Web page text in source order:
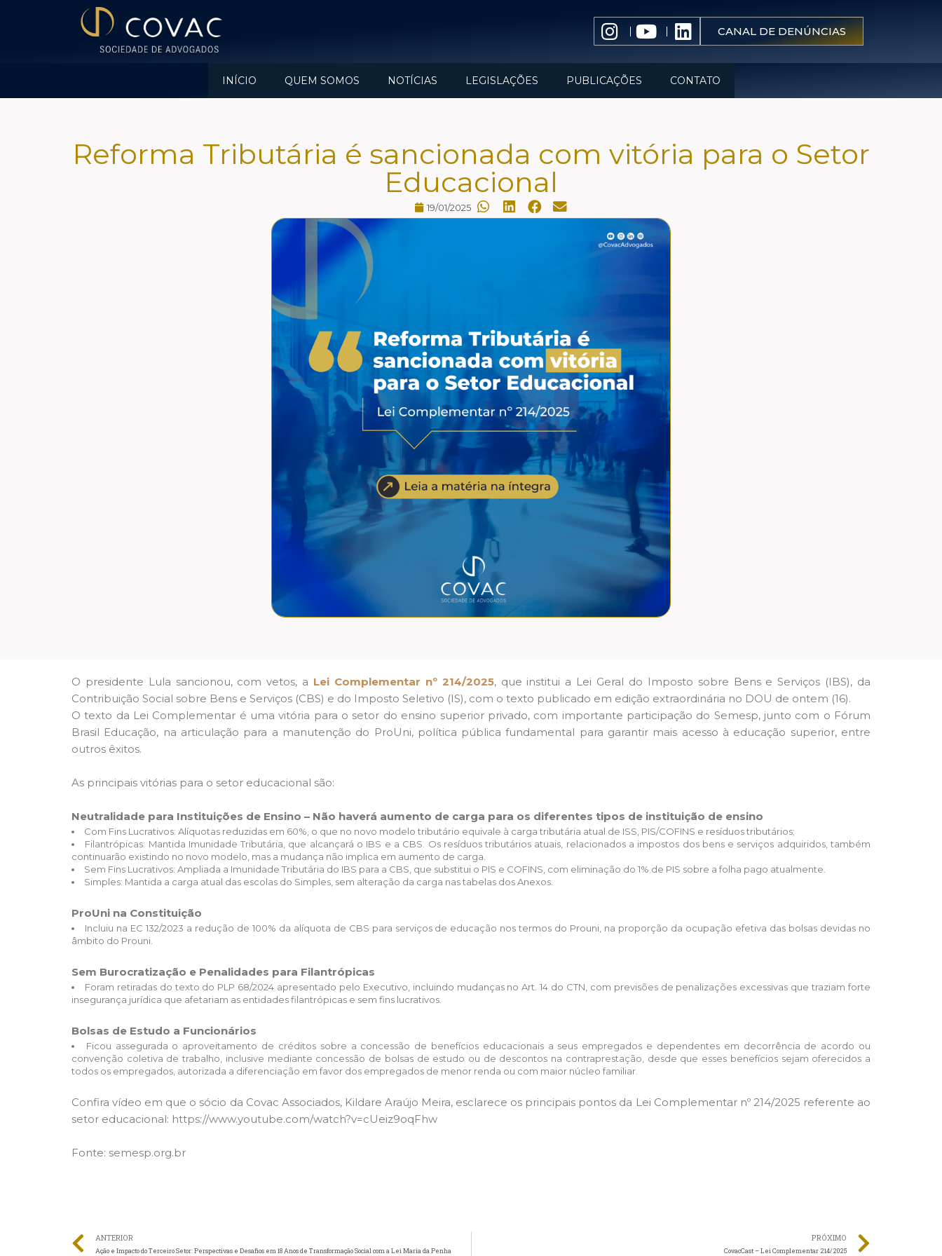
CANAL DE DENÚNCIAS
INÍCIO QUEM SOMOS NOTÍCIAS LEGISLAÇÕES PUBLICAÇÕES CONTATO
Reforma Tributária é sancionada com vitória para o Setor
Educacional
19/01/2025
O presidente Lula sancionou, com vetos, a Lei Complementar nº 214/2025, que institui a Lei Geral do Imposto sobre Bens e Serviços (IBS), da
Contribuição Social sobre Bens e Serviços (CBS) e do Imposto Seletivo (IS), com o texto publicado em edição extraordinária no DOU de ontem (16).
O texto da Lei Complementar é uma vitória para o setor do ensino superior privado, com importante participação do Semesp, junto com o Fórum
Brasil Educação, na articulação para a manutenção do ProUni, política pública fundamental para garantir mais acesso à educação superior, entre
outros êxitos.
As principais vitórias para o setor educacional são:
Neutralidade para Instituições de Ensino – Não haverá aumento de carga para os diferentes tipos de instituição de ensino
Com Fins Lucrativos: Alíquotas reduzidas em 60%, o que no novo modelo tributário equivale à carga tributária atual de ISS, PIS/COFINS e resíduos tributários;
Filantrópicas: Mantida Imunidade Tributária, que alcançará o IBS e a CBS. Os resíduos tributários atuais, relacionados a impostos dos bens e serviços adquiridos, também
continuarão existindo no novo modelo, mas a mudança não implica em aumento de carga.
Sem Fins Lucrativos: Ampliada a Imunidade Tributária do IBS para a CBS, que substitui o PIS e COFINS, com eliminação do 1% de PIS sobre a folha pago atualmente.
Simples: Mantida a carga atual das escolas do Simples, sem alteração da carga nas tabelas dos Anexos.
ProUni na Constituição
Incluiu na EC 132/2023 a redução de 100% da alíquota de CBS para serviços de educação nos termos do Prouni, na proporção da ocupação efetiva das bolsas devidas no
âmbito do Prouni.
Sem Burocratização e Penalidades para Filantrópicas
Foram retiradas do texto do PLP 68/2024 apresentado pelo Executivo, incluindo mudanças no Art. 14 do CTN, com previsões de penalizações excessivas que traziam forte
insegurança jurídica que afetariam as entidades filantrópicas e sem fins lucrativos.
Bolsas de Estudo a Funcionários
Ficou assegurada o aproveitamento de créditos sobre a concessão de benefícios educacionais a seus empregados e dependentes em decorrência de acordo ou
convenção coletiva de trabalho, inclusive mediante concessão de bolsas de estudo ou de descontos na contraprestação, desde que esses benefícios sejam oferecidos a
todos os empregados, autorizada a diferenciação em favor dos empregados de menor renda ou com maior núcleo familiar.
Confira vídeo em que o sócio da Covac Associados, Kildare Araújo Meira, esclarece os principais pontos da Lei Complementar nº 214/2025 referente ao
setor educacional: https://www.youtube.com/watch?v=cUeiz9oqFhw
Fonte: semesp.org.br
ANTERIOR
Ação e Impacto do Terceiro Setor: Perspectivas e Desafios em 18 Anos de Transformação Social com a Lei Maria da Penha
PRÓXIMO
CovacCast – Lei Complementar 214/2025